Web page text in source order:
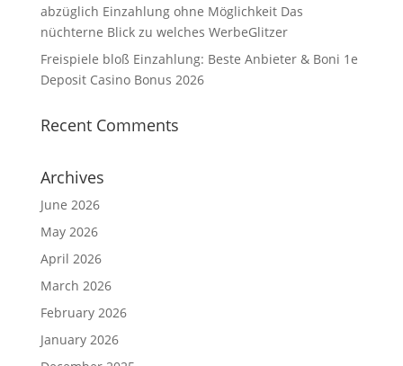
abzüglich Einzahlung ohne Möglichkeit Das
nüchterne Blick zu welches WerbeGlitzer
Freispiele bloß Einzahlung: Beste Anbieter & Boni 1e
Deposit Casino Bonus 2026
Recent Comments
Archives
June 2026
May 2026
April 2026
March 2026
February 2026
January 2026